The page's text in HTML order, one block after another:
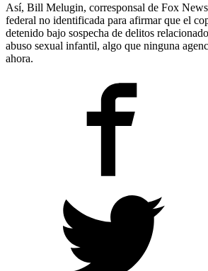
Así, Bill Melugin, corresponsal de Fox
federal no identificada para afirmar que el
detenido bajo sospecha de delitos
abuso sexual infantil, algo que ninguna
ahora.